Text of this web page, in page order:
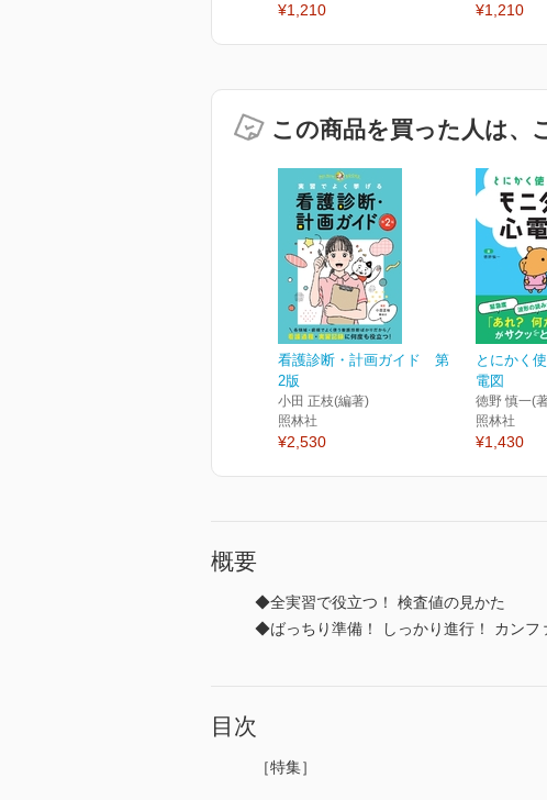
¥1,210 ¥1,210
この商品を買った人は、
看護診断・計画ガイド 第
2版
小田 正枝(編著)
照林社
¥2,530
とにかく
電図
徳野 慎一(
照林社
¥1,430
概要
◆全実習で役立つ！ 検査値の見かた
◆ばっちり準備！ しっかり進行！ カンフ
目次
［特集］